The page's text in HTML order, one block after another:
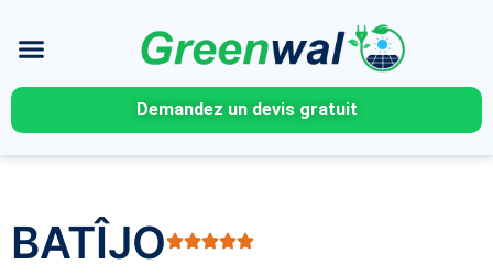
Demandez un devis gratuit
BATÎJO